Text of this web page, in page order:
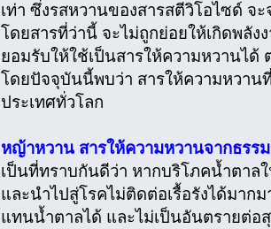
เท่า ซึ่งรสหวานของสารสตีวิโอไซด์ จ
โดยสารที่ว่านี้ จะไม่ถูกย่อยให้เกิดพลั
ยอมรับให้ใช้เป็นสารให้ความหวานไ
โดยปัจจุบันนี้พบว่า สารให้ความหวา
ประเทศทั่วโลก
หญ้าหวาน สารให้ความหวานจากธรร
เป็นที่ทราบกันดีว่า หากบริโภคน้ำตาล
และนำไปสู่โรคไม่ติดต่อเรื้อรังได้มา
แทนน้ำตาลได้ และไม่เป็นอันตรายต่อ